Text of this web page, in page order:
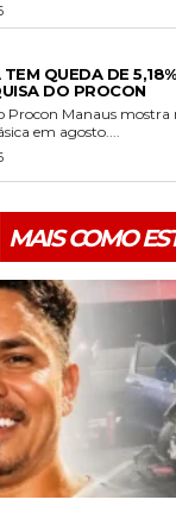
QUEDA DE
DO PROCON
Procon Manaus mostra
em agosto....
MAIS COMO